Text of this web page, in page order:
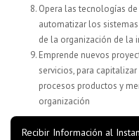
Opera las tecnologías
automatizar los
de la organización de la
Emprende nuevos
servicios, para
procesos productos y
organización
Recibir Información al